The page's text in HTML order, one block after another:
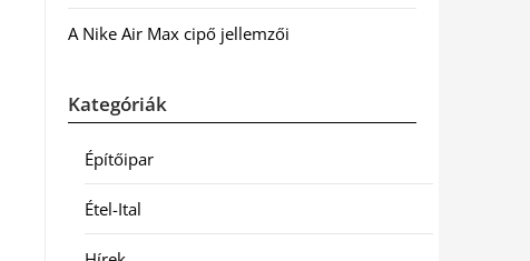
A Nike Air Max cipő jellemzői
Kategóriák
Építőipar
Étel-Ital